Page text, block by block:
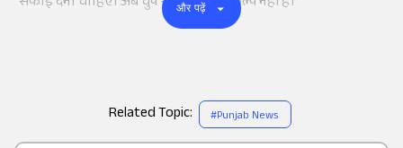
as a
और पढ़ें
Related Topic: #Punjab News